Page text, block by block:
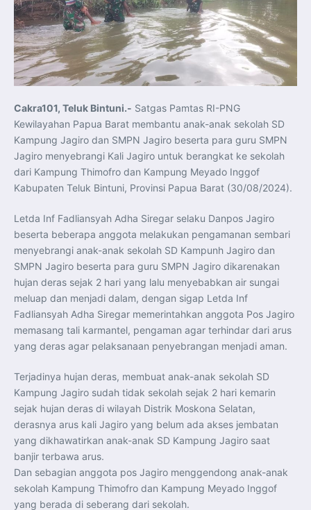
Pelatihan Signal Radio untuk Misi Pertahanan Udara dan
Radar
Menkeu Purbaya Instruksikan Penyelarasan Aturan KEK
untuk Perkuat Daya Saing Industri Dalam Negeri
Mentan Amran Pacu Produksi Gula Nasional, Target
Swasembada Gula Putih Dua Tahun dan Tembus 3 Juta
Ton
Menlu Sugiono Tekankan Inovasi sebagai Kunci
Penguatan Kerja Sama Konkret ASEAN Plus Three
Maritim TNI AL dan Rusia
Latihan DACT di Exercise Pitch Black 2026 Tingkatkan
Kesiapan Tempur Penerbang TNI AU
Menlu Sugiono: “Kekuatan Ekonomi ASEAN-RRT Harus
Menjadi Penopang Stabilitas Kawasan”
ASEAN dan Amerika Serikat Perkuat Kemitraan untuk
Jaga Stabilitas Kawasan dan Dorong Pertumbuhan
Ekonomi
Presiden Prabowo Terima Direktur FBI, Indonesia dan AS
Perkuat Kerja Sama Repatriasi Artefak Budaya
Teknologi, Data, dan Pembiayaan Demi Percepatan
Program 3 Juta Rumah
Pendaftaran MagangHub Angkatan II Batch 1 Dibuka
hingga 28 Juli 2026, Kesempatan Raih Pengalaman Kerja
dan Sertifikasi Kompetensi
KASAU Bekali 154 Perwira Remaja AAU 2026, Tekankan
Integritas dan Profesionalisme sebagai Bekal
Pengabdian
Menlu Sugiono Dorong Kemitraan ASEAN–Inggris yang
Lebih Erat Hadapi Tantangan Global
Indonesia Dorong ASEAN dan Uni Eropa Perkuat
Stabilitas Global melalui Kemitraan Strategis
Menlu RI Dorong Kemitraan Ekonomi ASEAN–Korea
Selatan untuk Perkuat Ketahanan Kawasan
Kemitraan ASEAN–Kanada Perkuat Ketahanan Ekonomi,
ASEAN dan India Perkuat Ketahanan Kawasan lewat
Kerja Sama Maritim, Ekonomi, dan Kesehatan
BI Pertahankan BI-Rate 5,75 Persen untuk Jaga
Stabilitas dan Dukung Pertumbuhan Ekonomi
Kepala BGN Sudaryono Tegaskan Komitmen Perkuat
Transparansi dan Akuntabilitas Program Makan Bergizi
Gratis
Presiden Prabowo Resmi Lantik Sudaryono sebagai
Kepala Badan Gizi Nasional
Badan Gizi Nasional
Presiden Prabowo Tekankan Integritas dan Loyalitas
sebagai Pedoman Utama Perwira TNI-Polri
Presiden Prabowo Lantik 1.177 Perwira Remaja TNI-Polri
Cakra101, Teluk Bintuni.- Satgas Pamtas RI-PNG
Kewilayahan Papua Barat membantu anak-anak sekolah SD
Kampung Jagiro dan SMPN Jagiro beserta para guru SMPN
Jagiro menyebrangi Kali Jagiro untuk berangkat ke sekolah
dari Kampung Thimofro dan Kampung Meyado Inggof
Kabupaten Teluk Bintuni, Provinsi Papua Barat (30/08/2024).
Letda Inf Fadliansyah Adha Siregar selaku Danpos Jagiro
beserta beberapa anggota melakukan pengamanan sembari
menyebrangi anak-anak sekolah SD Kampunh Jagiro dan
SMPN Jagiro beserta para guru SMPN Jagiro dikarenakan
hujan deras sejak 2 hari yang lalu menyebabkan air sungai
meluap dan menjadi dalam, dengan sigap Letda Inf
Fadliansyah Adha Siregar memerintahkan anggota Pos Jagiro
memasang tali karmantel, pengaman agar terhindar dari arus
yang deras agar pelaksanaan penyebrangan menjadi aman.
Terjadinya hujan deras, membuat anak-anak sekolah SD
Kampung Jagiro sudah tidak sekolah sejak 2 hari kemarin
sejak hujan deras di wilayah Distrik Moskona Selatan,
derasnya arus kali Jagiro yang belum ada akses jembatan
yang dikhawatirkan anak-anak SD Kampung Jagiro saat
banjir terbawa arus.
Dan sebagian anggota pos Jagiro menggendong anak-anak
sekolah Kampung Thimofro dan Kampung Meyado Inggof
yang berada di seberang dari sekolah.